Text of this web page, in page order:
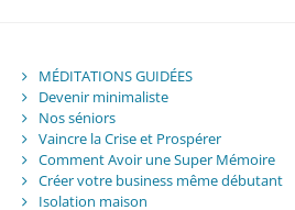
MÉDITATIONS GUIDÉES
Devenir minimaliste
Nos séniors
Vaincre la Crise et Prospérer
Comment Avoir une Super Mémoire
Créer votre business même débutant
Isolation maison